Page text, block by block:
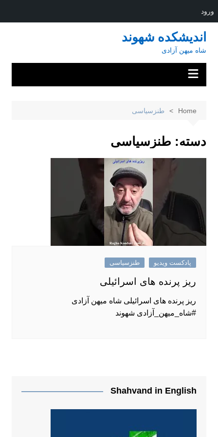
ورود
content
اندیشکده شهوند
شاه میهن آزادی
Home طنزسیاسی
دسته: طنزسیاسی
پادکست ویدیو طنزسیاسی
ریز پرنده های اسرائیلی
ریز پرنده های اسرائیلی شاه میهن آزادی
#شاه_میهن_آزادی شهوند
Shahvand in English